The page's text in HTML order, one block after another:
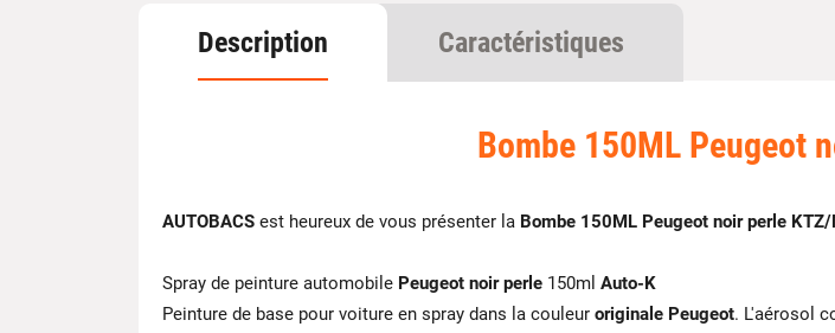
Description Caractéristiques
Bombe 150ML Peugeot
AUTOBACS est heureux de vous présenter la Bombe 150ML Peugeot noir perle KTZ/
Spray de peinture automobile Peugeot noir perle 150ml Auto-K
Peinture de base pour voiture en spray dans la couleur originale Peugeot. L'aérosol